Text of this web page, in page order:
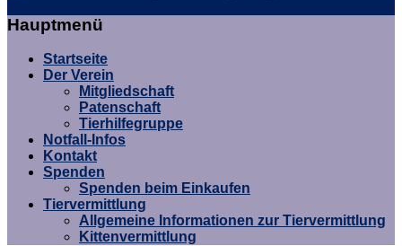
Tierschutzverein Hagen und
Umgebung e.V.
Hauptmenü
Startseite
Der Verein
Mitgliedschaft
Patenschaft
Tierhilfegruppe
Notfall-Infos
Kontakt
Spenden
Spenden beim Einkaufen
Tiervermittlung
Allgemeine Informationen zur Tiervermittlung
Kittenvermittlung